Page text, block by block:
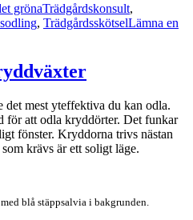
grönaKategorier
Trädgårdskonsult,
, TrädgårdsskötselLämna en
det mest yteffektiva du kan odla.
för att odla kryddörter. Det funkar
fönster. Kryddorna trivs nästan
krävs är ett soligt läge.
blå stäppsalvia i bakgrunden.